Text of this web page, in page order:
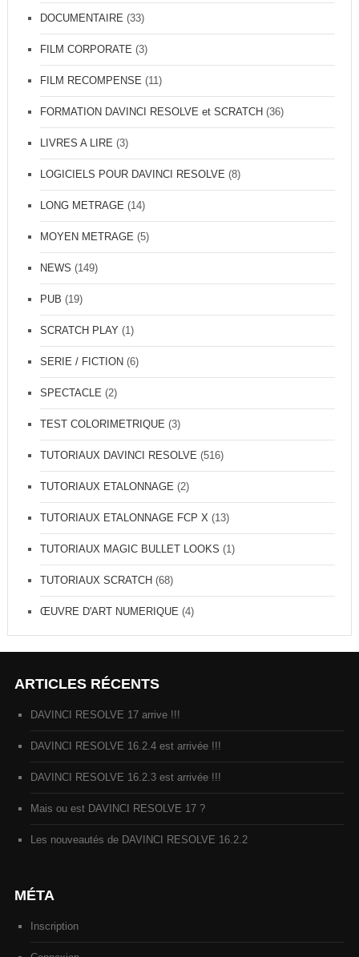
DOCUMENTAIRE (33)
FILM CORPORATE (3)
FILM RECOMPENSE (11)
FORMATION DAVINCI RESOLVE et SCRATCH (36)
LIVRES A LIRE (3)
LOGICIELS POUR DAVINCI RESOLVE (8)
LONG METRAGE (14)
MOYEN METRAGE (5)
NEWS (149)
PUB (19)
SCRATCH PLAY(1)
SERIE / FICTION (6)
SPECTACLE (2)
TEST COLORIMETRIQUE (3)
TUTORIAUX DAVINCI RESOLVE (516)
TUTORIAUX ETALONNAGE (2)
TUTORIAUX ETALONNAGE FCP X(13)
TUTORIAUX MAGIC BULLET LOOKS (1)
TUTORIAUX SCRATCH (68)
ŒUVRE D'ART NUMERIQUE (4)
ARTICLES RÉCENTS
DAVINCI RESOLVE 17 arrive !!!
DAVINCI RESOLVE 16.2.4 est arrivée !!!
DAVINCI RESOLVE 16.2.3 est arrivée !!!
Mais ou est DAVINCI RESOLVE 17 ?
Les nouveautés de DAVINCI RESOLVE 16.2.2
MÉTA
Inscription